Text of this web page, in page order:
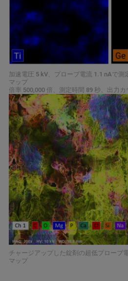
加速電圧 5 kV、プローブ電流 1.1 nAで測
マップ
倍率 500,000 倍、測定時間 89 秒、出力
チャージアップした錠剤の超低プローブ
マップ